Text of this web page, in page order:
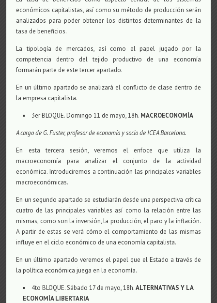
económicos capitalistas, así como su método de producción serán
analizados para poder obtener los distintos determinantes de la
tasa de beneficios.
La tipología de mercados, así como el papel jugado por la
competencia dentro del tejido productivo de una economía
formarán parte de este tercer apartado.
En un último apartado se analizará el conflicto de clase dentro de
la empresa capitalista.
3er BLOQUE. Domingo 11 de mayo, 18h. MACROECONOMÍA
A cargo de G. Fuster, profesor de economía y socio de ICEA Barcelona.
En esta tercera sesión, veremos el enfoce que utiliza la
macroeconomía para analizar el conjunto de la actividad
económica. Introduciremos a continuación las principales variables
macroeconómicas.
En un segundo apartado se estudiarán desde una perspectiva crítica
cuatro de las principales variables así como la relación entre las
mismas, como son la inversión, la producción, el paro y la inflación.
A partir de estas se verá cómo el comportamiento de las mismas
influye en el ciclo económico de una economía capitalista.
En un último apartado veremos el papel que el Estado a través de
la política económica juega en la economía.
4to BLOQUE. Sábado 17 de mayo, 18h.ALTERNATIVAS Y LA
ECONOMÍA LIBERTARIA